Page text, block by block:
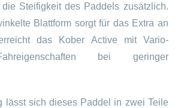
Steifigkeit des Paddels zusätzlich.
Blattform sorgt für das Extra an
das Kober Active mit Vario-
bei geringer
lässt sich dieses Paddel in zwei Teile